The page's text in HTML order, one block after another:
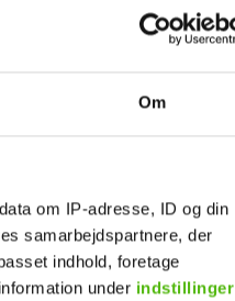
Om
om IP-adresse, ID og din
samarbejdspartnere, der
indhold, foretage
under indstillinger